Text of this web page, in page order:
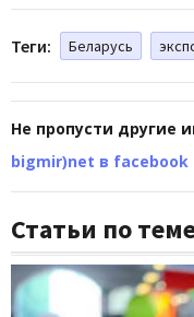
Теги: Беларусь
Не пропусти другие
bigmir)net в facebook
Статьи по